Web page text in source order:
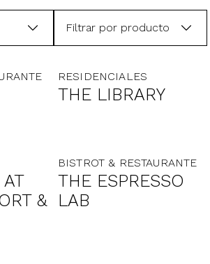
Filtrar por producto
RESIDENCIALES
THE LIBRARY
&
BISTROT & RESTAURANTE
THE ESPRESSO
LAB